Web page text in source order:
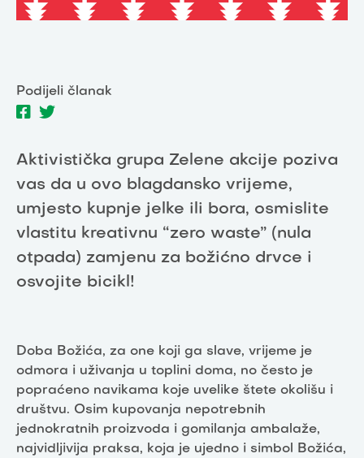
Podijeli članak
Aktivistička grupa Zelene akcije poziva
vas da u ovo blagdansko vrijeme,
umjesto kupnje jelke ili bora, osmislite
vlastitu kreativnu “zero waste” (nula
otpada) zamjenu za božićno drvce i
osvojite bicikl!
Doba Božića, za one koji ga slave, vrijeme je
odmora i uživanja u toplini doma, no često je
popraćeno navikama koje uvelike štete okolišu i
društvu. Osim kupovanja nepotrebnih
jednokratnih proizvoda i gomilanja ambalaže,
najvidljivija praksa, koja je ujedno i simbol Božića,